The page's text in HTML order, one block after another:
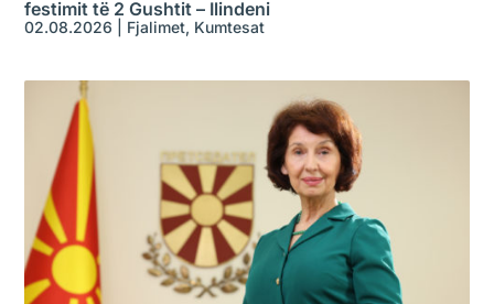
festimit të 2 Gushtit – Ilindeni
02.08.2026 Fjalimet, Kumtesat